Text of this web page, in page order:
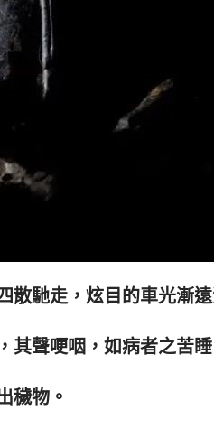
馳走，炫目的車光漸遠
聲哽咽，如病者之苦
穢物。